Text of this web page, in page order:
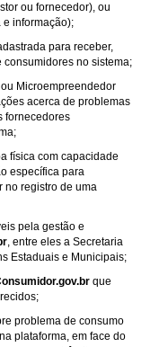
ou fornecedor), ou
e informação);
para receber,
no sistema;
Microempreendedor
acerca de problemas
fornecedores
física com capacidade
específica para
no registro de uma
pela gestão e
, entre eles a Secretaria
Estaduais e Municipais;
que
problema de consumo
plataforma, em face do